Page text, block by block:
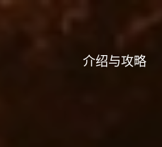
介绍与攻略